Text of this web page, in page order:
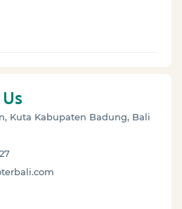
Kuta Kabupaten Badung, Bali